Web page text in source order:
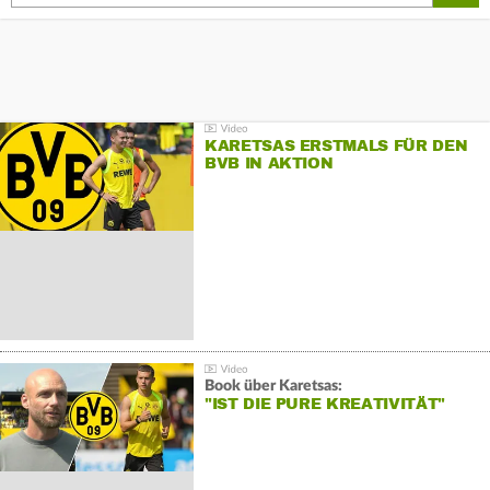
KARETSAS ERSTMALS FÜR DEN
BVB IN AKTION
Book über Karetsas:
"IST DIE PURE KREATIVITÄT"